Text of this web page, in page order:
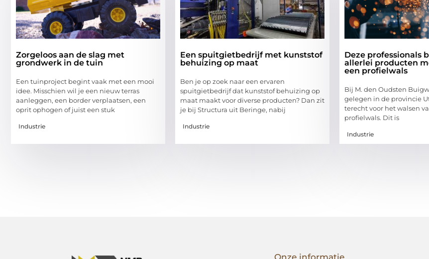
Zorgeloos aan de slag met
grondwerk in de tuin
Een tuinproject begint vaak met een mooi
idee. Misschien wil je een nieuw terras
aanleggen, een border verplaatsen, een
oprit ophogen of juist een stuk
Industrie
Een spuitgietbedrijf met kunststof
behuizing op maat
Ben je op zoek naar een ervaren
spuitgietbedrijf dat kunststof behuizing op
maat maakt voor diverse producten? Dan zit
je bij Structura uit Beringe, nabij
Industrie
Deze professionals
allerlei producten
een profielwals
Bij M. den Oudsten
gelegen in de provincie
terecht voor het walsen
profielwals. Dit is
Industrie
Onze informatie